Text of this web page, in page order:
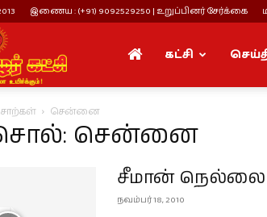
இணைய : (+91) 9092529250 | உறுப்பினர் சேர்க்கை
நாம்
தமிழர்
கட்சி
சென்னை
சென்னை
சீமான் நெல்லை
நவம்பர் 18, 2010